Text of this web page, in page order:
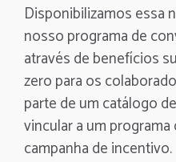
Disponibilizamos essa
nosso programa de
através de benefícios
zero para os
parte de um catálogo
vincular a um
campanha de incentivo.